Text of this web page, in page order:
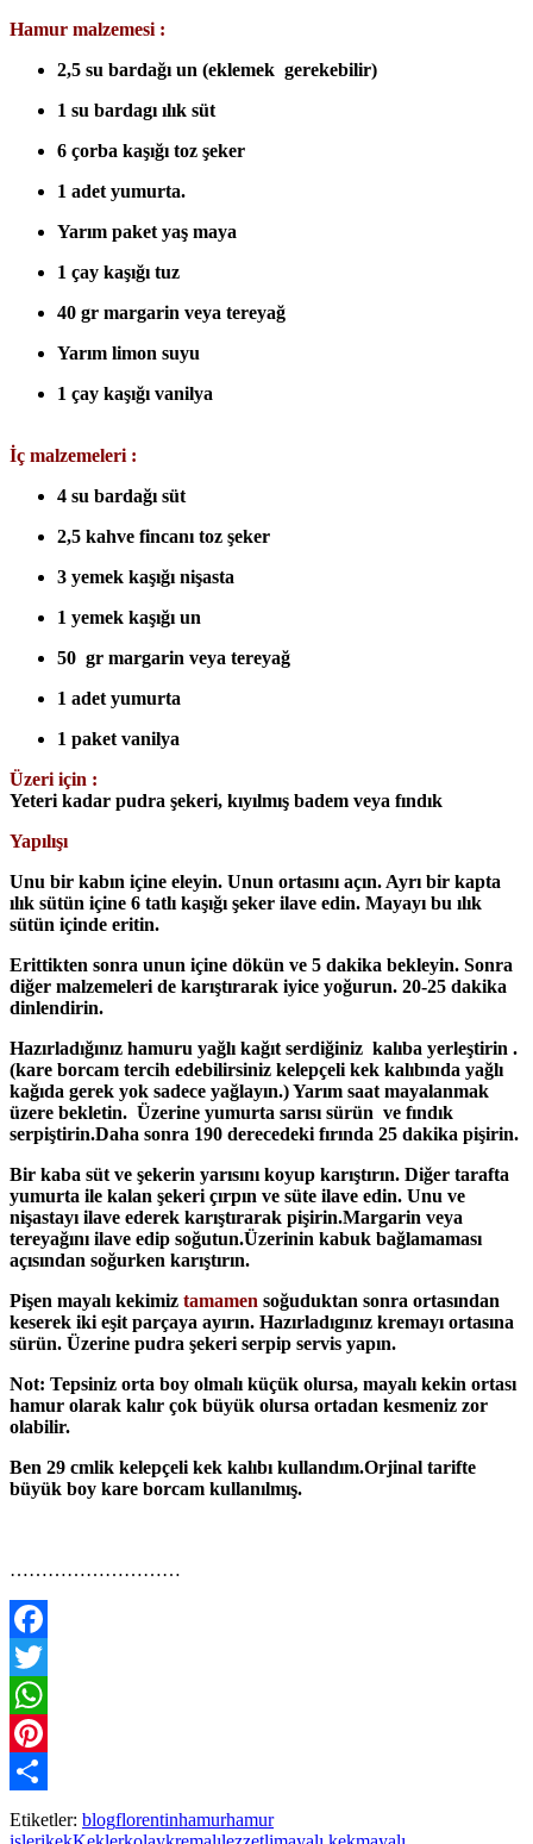
Hamur malzemesi :
2,5 su bardağı un (eklemek gerekebilir)
1 su bardagı ılık süt
6 çorba kaşığı toz şeker
1 adet yumurta.
Yarım paket yaş maya
1 çay kaşığı tuz
40 gr margarin veya tereyağ
Yarım limon suyu
1 çay kaşığı vanilya
İç malzemeleri :
4 su bardağı süt
2,5 kahve fincanı toz şeker
3 yemek kaşığı nişasta
1 yemek kaşığı un
50 gr margarin veya tereyağ
1 adet yumurta
1 paket vanilya
Üzeri için :
Yeteri kadar pudra şekeri, kıyılmış badem veya fındık
Yapılışı
Unu bir kabın içine eleyin. Unun ortasını açın. Ayrı bir kapta
ılık sütün içine 6 tatlı kaşığı şeker ilave edin. Mayayı bu ılık
sütün içinde eritin.
Erittikten sonra unun içine dökün ve 5 dakika bekleyin. Sonra
diğer malzemeleri de karıştırarak iyice yoğurun. 20-25 dakika
dinlendirin.
Hazırladığınız hamuru yağlı kağıt serdiğiniz kalıba yerleştirin .
(kare borcam tercih edebilirsiniz kelepçeli kek kalıbında yağlı
kağıda gerek yok sadece yağlayın.) Yarım saat mayalanmak
üzere bekletin. Üzerine yumurta sarısı sürün ve fındık
serpiştirin.Daha sonra 190 derecedeki fırında 25 dakika pişirin.
Bir kaba süt ve şekerin yarısını koyup karıştırın. Diğer tarafta
yumurta ile kalan şekeri çırpın ve süte ilave edin. Unu ve
nişastayı ilave ederek karıştırarak pişirin.Margarin veya
tereyağını ilave edip soğutun.Üzerinin kabuk bağlamaması
açısından soğurken karıştırın.
Pişen mayalı kekimiz tamamen soğuduktan sonra ortasından
keserek iki eşit parçaya ayırın. Hazırladıgınız kremayı ortasına
sürün. Üzerine pudra şekeri serpip servis yapın.
Not: Tepsiniz orta boy olmalı küçük olursa, mayalı kekin ortası
hamur olarak kalır çok büyük olursa ortadan kesmeniz zor
olabilir.
Ben 29 cmlik kelepçeli kek kalıbı kullandım.Orjinal tarifte
büyük boy kare borcam kullanılmış.
………………………
Facebook
Twitter
WhatsApp
Pinterest
Paylaş
Etiketler: blogflorentinhamurhamur